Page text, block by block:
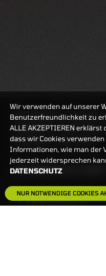
BANKEINSTELLUNGEN
HÄUFIG GESUCHT:
REALTIMEKURSE 10.08.2026
HANDELSZEIT
MO-FR: 7:30-23
ZERTIFIKATE
8:00-22 UHR
Wir verwenden auf unserer
Benutzerfreundlichkeit zu
ALLE AKZEPTIEREN
dass wir Cookies
Informationen, wie man der
jederzeit widersprechen
DATENSCHUTZ
NUR NOTWENDIGE COOKIES